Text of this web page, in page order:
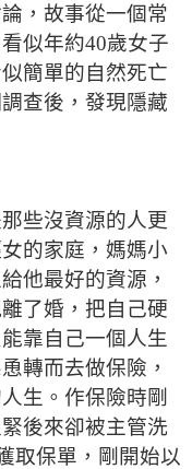
，故事從一個常
似年約40歲女子
簡單的自然死亡
查後，發現隱藏
些沒資源的人更
的家庭，媽媽小
他最好的資源，
了婚，把自己硬
能靠自己一個人生
轉而去做保險，
生。 作保險時剛
後來卻被主管洗
取保單，剛開始以